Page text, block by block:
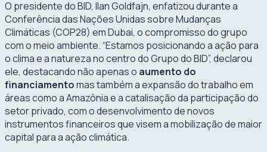
O presidente do BID, Ilan Goldfajn, enfatizou durante a
Conferência das Nações Unidas sobre Mudanças
Climáticas (COP28) em Dubai, o compromisso do grupo
com o meio ambiente. “Estamos posicionando a ação para
o clima e a natureza no centro do Grupo do BID”, declarou
ele, destacando não apenas o aumento do
financiamentomas também a expansão do trabalho em
áreas como a Amazônia e a catalisação da participação do
setor privado, com o desenvolvimento de novos
instrumentos financeiros que visem a mobilização de maior
capital para a ação climática.